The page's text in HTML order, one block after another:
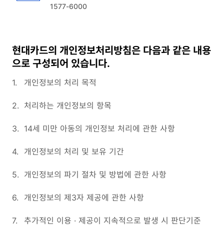
1577-6000
현대카드의 개인정보처리방침은 다음과 같은 내용
으로 구성되어 있습니다.
1. 개인정보의 처리 목적
2. 처리하는 개인정보의 항목
3. 14세 미만 아동의 개인정보 처리에 관한 사항
4. 개인정보의 처리 및 보유 기간
5. 개인정보의 파기 절차 및 방법에 관한 사항
6. 개인정보의 제3자 제공에 관한 사항
7. 추가적인 이용 · 제공이 지속적으로 발생 시 판단기준